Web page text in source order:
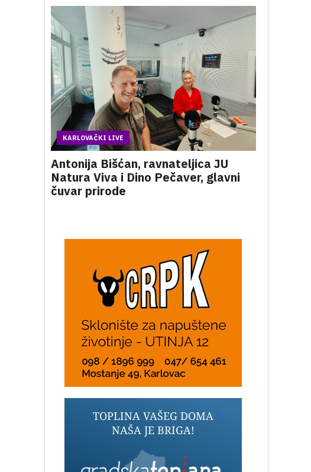
KARLOVAČKI LIVE
Antonija Bišćan, ravnateljica JU
Natura Viva i Dino Pečaver, glavni
čuvar prirode